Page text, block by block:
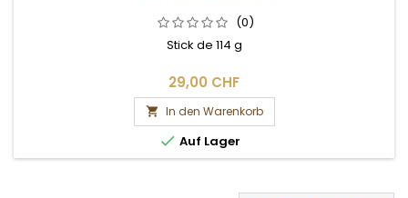
(0)
Stick de 114 g
29,00 CHF
 In den Warenkorb
 Auf Lager